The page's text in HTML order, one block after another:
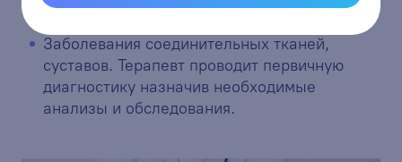
назначить соответствующее лечение.
Заболевания соединительных тканей,
суставов. Терапевт проводит первичную
диагностику назначив необходимые
анализы и обследования.